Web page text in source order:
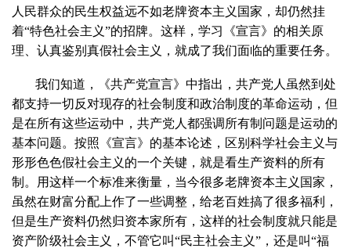
人民群众的民生权益远不如老牌资本主义国家，却仍然挂
着“特色社会主义”的招牌。这样，学习《宣言》的相关原
理、认真鉴别真假社会主义，就成了我们面临的重要任务。
我们知道，《共产党宣言》中指出，共产党人虽然到处
都支持一切反对现存的社会制度和政治制度的革命运动，但
是在所有这些运动中，共产党人都强调所有制问题是运动的
基本问题。按照《宣言》的基本论述，区别科学社会主义与
形形色色假社会主义的一个关键，就是看生产资料的所有
制。用这样一个标准来衡量，当今很多老牌资本主义国家，
虽然在财富分配上作了一些调整，给老百姓搞了很多福利，
但是生产资料仍然归资本家所有，这样的社会制度就只能是
资产阶级社会主义，不管它叫“民主社会主义”，还是叫“福